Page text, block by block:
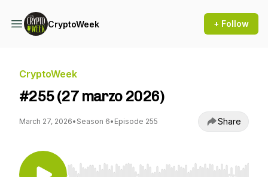
CryptoWeek + Follow
CryptoWeek
#255 (27 marzo 2026)
March 27, 2026• Season 6• Episode 255 Share